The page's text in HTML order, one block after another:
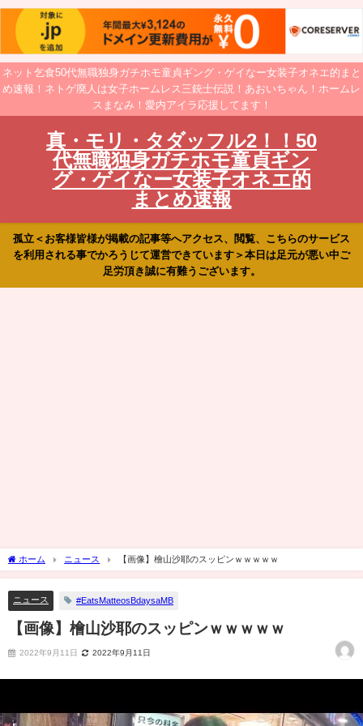
ネット乞食50代無職独身ガチホモ童貞ギング・ゲイなー女装子オネエ的まと
め速報！ネトゲ廃人は女子ホームレス三銃士伝説！あおいちゃん！ホームレ
スまなみ！愛内アイラ応援してます！
真・モリ・タダッフル2！！50
代無職独身ガチホモ童貞ギン
グ・ゲイなー女装子オネエ的
まとめ速報
孤立＜お客様皆様が掲載の記事等へアクセス、閲覧、こちらのサービス
を利用される事でかろうじて運営できています＞本日は足元が悪い中ご
足労頂き誠に有難うございます。
ホーム ニュース 【画像】檜山沙耶のスッピンｗｗｗｗｗ
ニュース #EatsMatteosBdaysaMB
【画像】檜山沙耶のスッピンｗｗｗｗｗ
2022年9月11日 2022年9月11日